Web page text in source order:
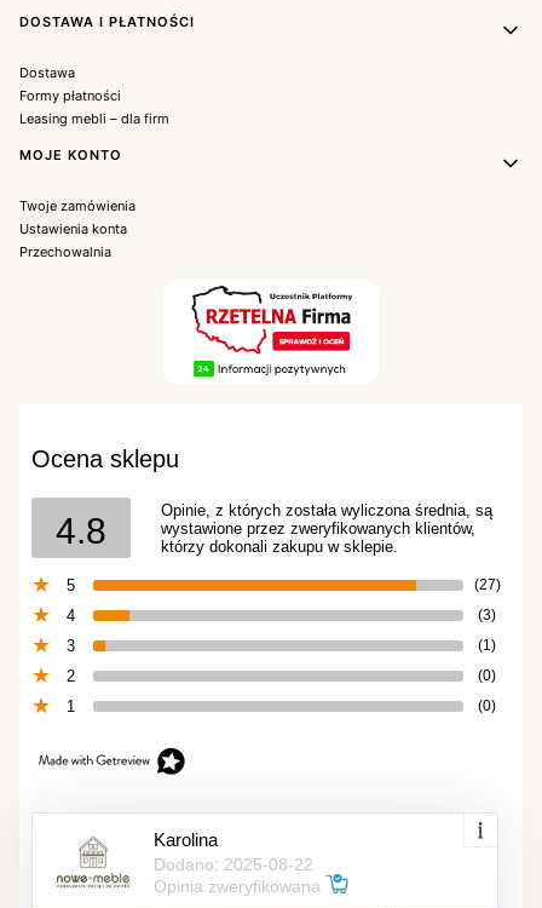
DOSTAWA I PŁATNOŚCI
Dostawa
Formy płatności
Leasing mebli – dla firm
MOJE KONTO
Twoje zamówienia
Ustawienia konta
Przechowalnia
Ocena sklepu
4.8
Opinie, z których została wyliczona średnia, są
wystawione przez zweryfikowanych klientów,
którzy dokonali zakupu w sklepie.
5 (27)
4 (3)
3 (1)
2 (0)
1 (0)
Karolina
Dodano: 2025-08-22
Opinia zweryfikowana